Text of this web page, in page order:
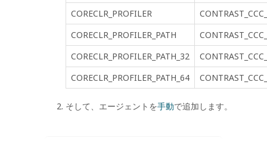
CORECLR_PROFILER
CORECLR_PROFILER_PATH
CORECLR_PROFILER_PATH_32
CORECLR_PROFILER_PATH_64
そして、エージェントを手動で追加します。